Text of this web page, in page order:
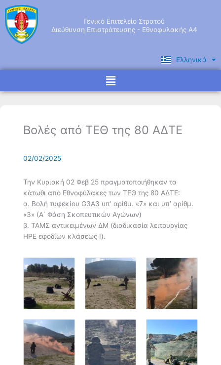
Μετάβαση
στο
περιεχόμενο
Γενικό Επιτελείο Στρατού
Διεύθυνση Επιστράτευσης - Εθνοφυλακής Α4
Ελληνικά
English
Menu
Βολές από ΤΕΘ της 80 ΑΔΤΕ
02/02/2025
Την Κυριακή 02 Φεβ 25 πραγματοποιήθηκαν τα
κάτωθι από Εθνοφύλακες των ΤΕΘ της 80 ΑΔΤΕ:
α. Βολή τυφεκίου G3A3 υπ’ αρίθμ. «7» και υπ’ αρίθμ.
«3» (Α΄ Φάση Σκοπευτικών Αγώνων)
β. ΤΑΜΣ αντικειμένων ΔΜ (διαδικασία λειτουργίας
ΗΡΕ εφοδίων κλάσεως Ι).